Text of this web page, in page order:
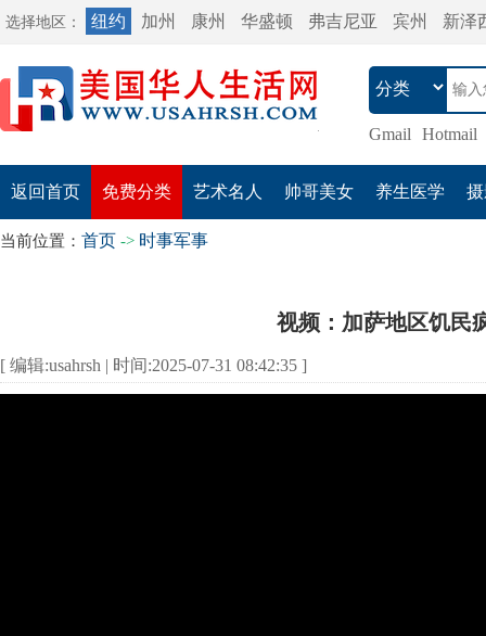
选择地区： 纽约 加州 康州 华盛顿 弗吉尼亚 宾州 新泽
Gmail Hotmail
返回首页 免费分类 艺术名人 帅哥美女 养生医学
当前位置： 首页 -> 时事军事
视频：加萨地区饥民
[ 编辑:usahrsh | 时间:2025-07-31 08:42:35 ]